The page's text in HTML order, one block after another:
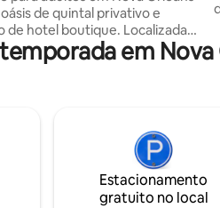
de quintal privativo e
de hotel boutique. Localizada
Park, com fácil acesso de
City, French Quarter,
privacidade e um lugar calmo
Estacionamento gratuito na
incluído. Bourbon St. &
4 milhas, 10-25 min
do trânsito) *Veja abaixo
de
em Nova
Estacionamento
gratuito no local